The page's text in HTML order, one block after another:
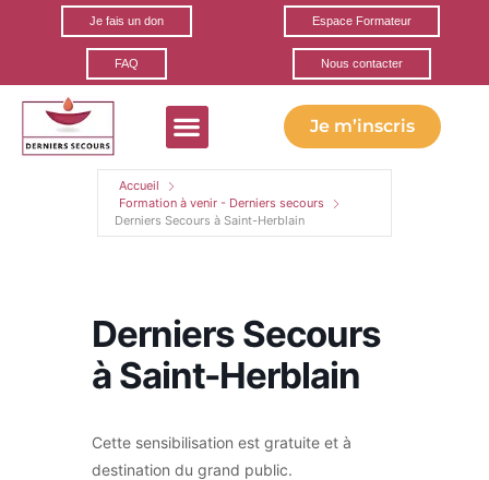
Je fais un don Espace Formateur
FAQ Nous contacter
Je m’inscris
Accueil
Formation à venir - Derniers secours
Derniers Secours à Saint-Herblain
Derniers Secours
à Saint-Herblain
Cette sensibilisation est gratuite et à
destination du grand public.